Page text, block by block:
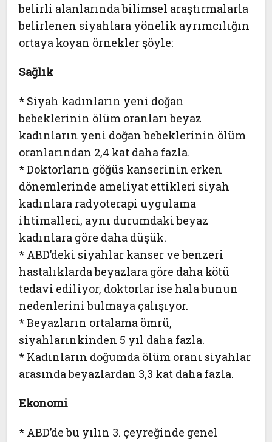
belirli alanlarında bilimsel araştırmalarla
belirlenen siyahlara yönelik ayrımcılığın
ortaya koyan örnekler şöyle:
Sağlık
* Siyah kadınların yeni doğan
bebeklerinin ölüm oranları beyaz
kadınların yeni doğan bebeklerinin ölüm
oranlarından 2,4 kat daha fazla.
* Doktorların göğüs kanserinin erken
dönemlerinde ameliyat ettikleri siyah
kadınlara radyoterapi uygulama
ihtimalleri, aynı durumdaki beyaz
kadınlara göre daha düşük.
* ABD’deki siyahlar kanser ve benzeri
hastalıklarda beyazlara göre daha kötü
tedavi ediliyor, doktorlar ise hala bunun
nedenlerini bulmaya çalışıyor.
* Beyazların ortalama ömrü,
siyahlarınkinden 5 yıl daha fazla.
* Kadınların doğumda ölüm oranı siyahlar
arasında beyazlardan 3,3 kat daha fazla.
Ekonomi
* ABD’de bu yılın 3. çeyreğinde genel